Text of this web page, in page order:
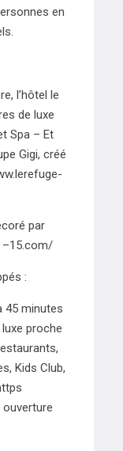
en
l’hôtel le
de luxe
Spa – Et
Gigi, créé
par
–15.com/
:
45 minutes
proche
Kids Club,